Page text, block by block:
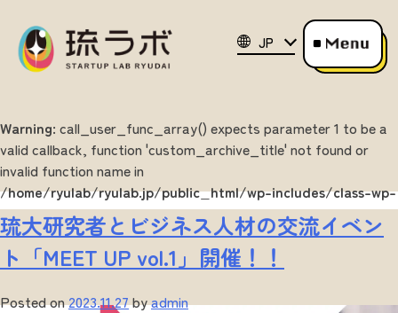
JP
Warning: call_user_func_array() expects parameter 1 to be a
valid callback, function 'custom_archive_title' not found or
invalid function name in
/home/ryulab/ryulab.jp/public_html/wp-includes/class-wp-
hook.phpon line343
琉大研究者とビジネス人材の交流イベン
ト「MEET UP vol.1」開催！！
Posted on2023.11.27byadmin